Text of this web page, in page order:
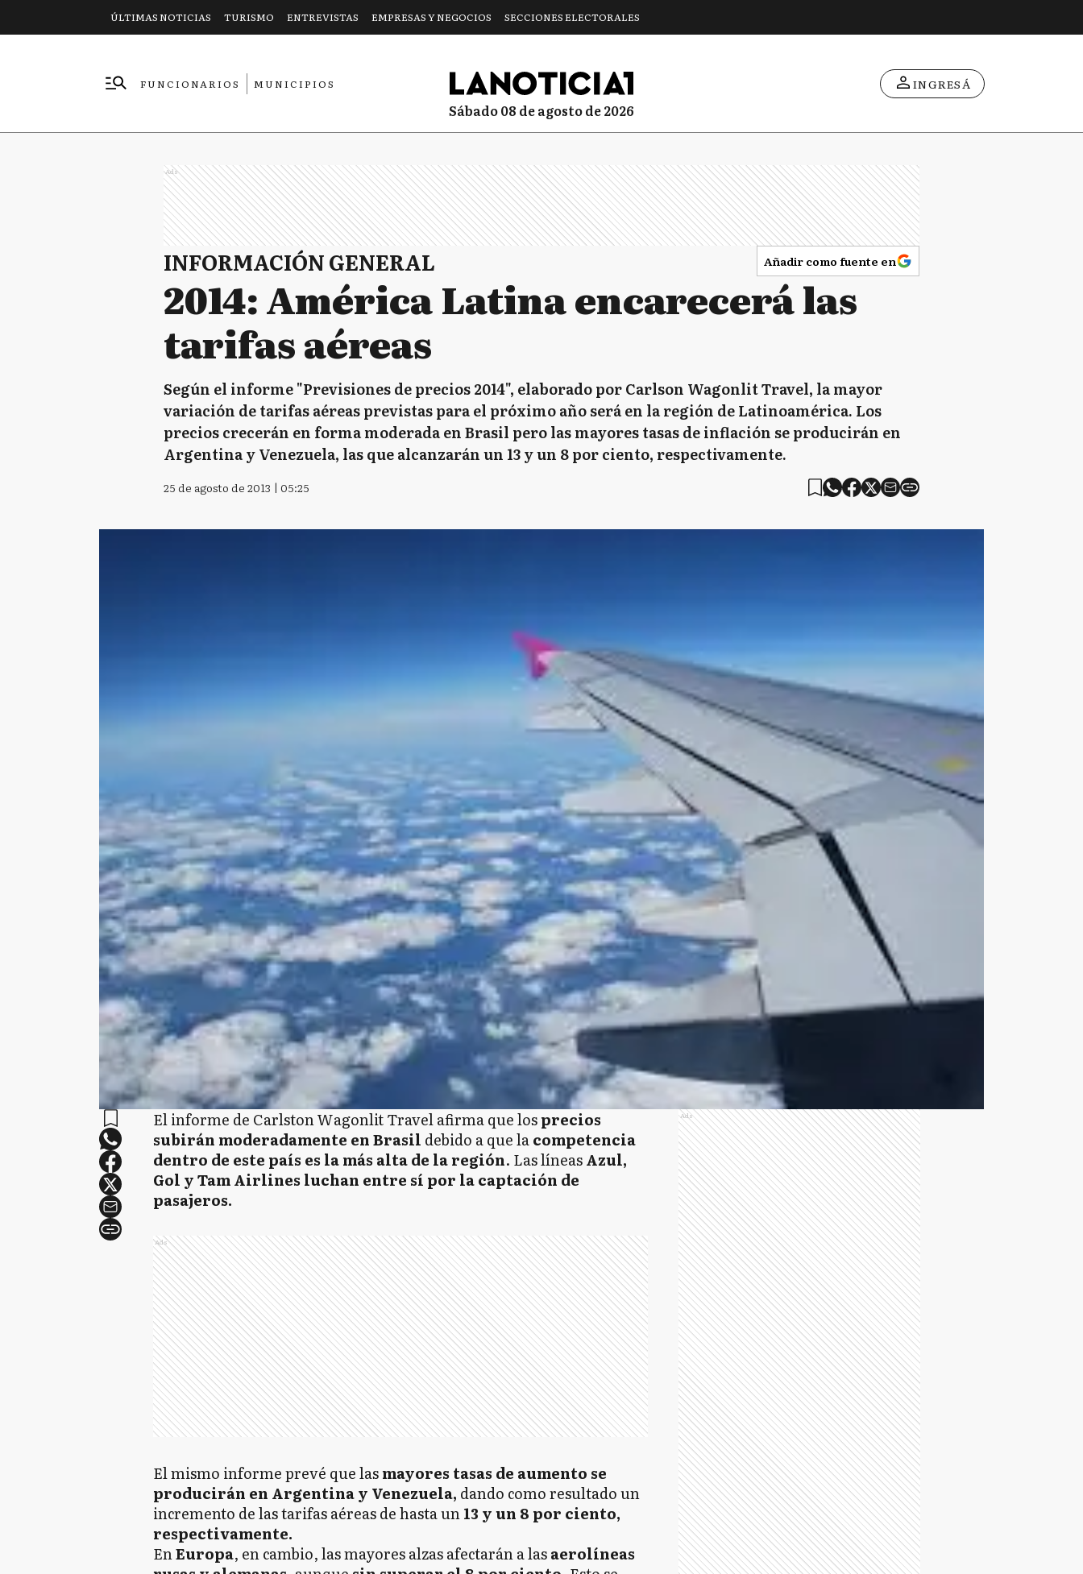
ÚLTIMAS NOTICIAS TURISMO ENTREVISTAS EMPRESAS Y NEGOCIOS SECCIONES ELECTORALES
FUNCIONARIOS
MUNICIPIOS
sábado 08 de agosto de 2026
INGRESÁ
Ads
INFORMACIÓN GENERAL Añadir como fuente en
2014: América Latina encarecerá las
tarifas aéreas
Según el informe "Previsiones de precios 2014", elaborado por Carlson Wagonlit Travel, la mayor
variación de tarifas aéreas previstas para el próximo año será en la región de Latinoamérica. Los
precios crecerán en forma moderada en Brasil pero las mayores tasas de inflación se producirán en
Argentina y Venezuela, las que alcanzarán un 13 y un 8 por ciento, respectivamente.
25 de agosto de 2013 | 05:25
El informe de Carlston Wagonlit Travel afirma que losprecios
subirán moderadamente en Brasil debido a que lacompetencia
dentro de este país es la más alta de la región. Las líneasAzul,
Gol y Tam Airlines luchan entre sí por la captación de
pasajeros.
Ads
El mismo informe prevé que lasmayores tasas de aumento se
producirán en Argentina y Venezuela, dando como resultado un
incremento de las tarifas aéreas de hasta un13 y un 8 por ciento,
respectivamente.
EnEuropa, en cambio, las mayores alzas afectarán a lasaerolíneas
Ads